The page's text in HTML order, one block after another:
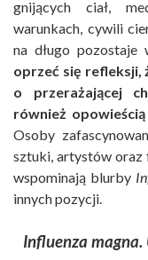
gnijących ciał,
warunkach, cywili
na długo pozostaje
oprzeć się refleksji,
o przerażającej
również
Osoby
sztuki, artystów oraz
wspominają blurby
innych pozycji.
Influenza